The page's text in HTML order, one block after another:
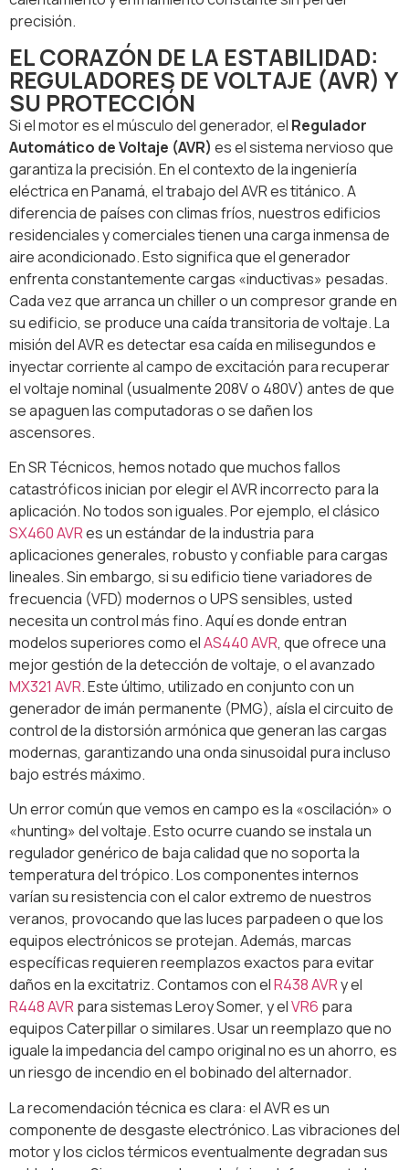
precisión.
EL CORAZÓN DE LA ESTABILIDAD:
REGULADORES DE VOLTAJE (AVR) Y
SU PROTECCIÓN
Si el motor es el músculo del generador, el Regulador
Automático de Voltaje (AVR) es el sistema nervioso que
garantiza la precisión. En el contexto de la ingeniería
eléctrica en Panamá, el trabajo del AVR es titánico. A
diferencia de países con climas fríos, nuestros edificios
residenciales y comerciales tienen una carga inmensa de
aire acondicionado. Esto significa que el generador
enfrenta constantemente cargas «inductivas» pesadas.
Cada vez que arranca un chiller o un compresor grande en
su edificio, se produce una caída transitoria de voltaje. La
misión del AVR es detectar esa caída en milisegundos e
inyectar corriente al campo de excitación para recuperar
el voltaje nominal (usualmente 208V o 480V) antes de que
se apaguen las computadoras o se dañen los
ascensores.
En SR Técnicos, hemos notado que muchos fallos
catastróficos inician por elegir el AVR incorrecto para la
aplicación. No todos son iguales. Por ejemplo, el clásico
SX460 AVRes un estándar de la industria para
aplicaciones generales, robusto y confiable para cargas
lineales. Sin embargo, si su edificio tiene variadores de
frecuencia (VFD) modernos o UPS sensibles, usted
necesita un control más fino. Aquí es donde entran
modelos superiores como elAS440 AVR, que ofrece una
mejor gestión de la detección de voltaje, o el avanzado
MX321 AVR. Este último, utilizado en conjunto con un
generador de imán permanente (PMG), aísla el circuito de
control de la distorsión armónica que generan las cargas
modernas, garantizando una onda sinusoidal pura incluso
bajo estrés máximo.
Un error común que vemos en campo es la «oscilación» o
«hunting» del voltaje. Esto ocurre cuando se instala un
regulador genérico de baja calidad que no soporta la
temperatura del trópico. Los componentes internos
varían su resistencia con el calor extremo de nuestros
veranos, provocando que las luces parpadeen o que los
equipos electrónicos se protejan. Además, marcas
específicas requieren reemplazos exactos para evitar
daños en la excitatriz. Contamos con elR438 AVRy el
R448 AVR para sistemas Leroy Somer, y elVR6 para
equipos Caterpillar o similares. Usar un reemplazo que no
iguale la impedancia del campo original no es un ahorro, es
un riesgo de incendio en el bobinado del alternador.
La recomendación técnica es clara: el AVR es un
componente de desgaste electrónico. Las vibraciones del
motor y los ciclos térmicos eventualmente degradan sus